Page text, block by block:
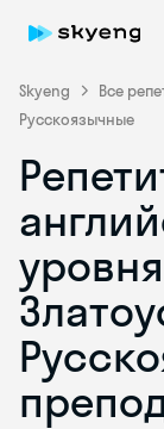
Skyeng Все
Русскоязычные
Skyeng